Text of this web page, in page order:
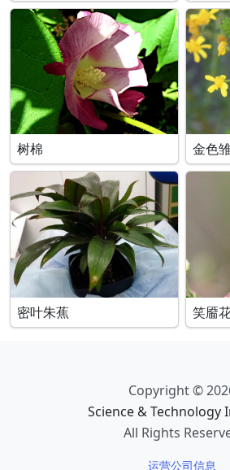
树棉 金色
密叶朱蕉 笑靥
Copyright ©
Science & Technology
All Rights
运营公司信息